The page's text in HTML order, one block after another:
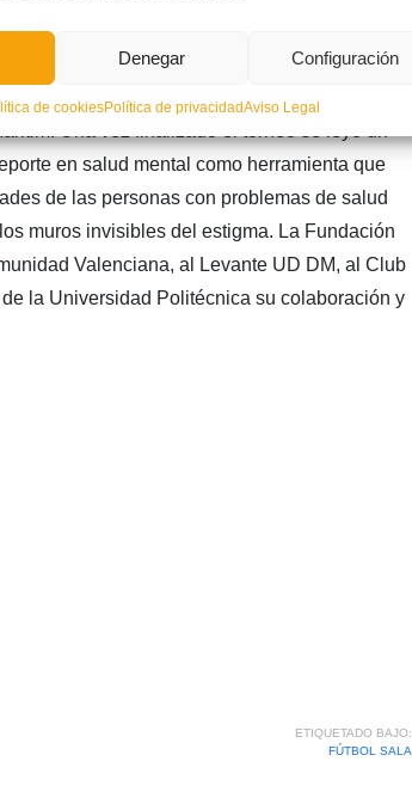
Denegar Configuración
de cookiesPolítica de privacidadAviso Legal
enfermos, pacientes ni discapacitados”.
Levante UD DM. El equipo anfitrión de la
segundo puesto tras imponerse por
Una vez finalizado el torneo se leyó un
en salud mental como herramienta que
de las personas con problemas de salud
muros invisibles del estigma. La Fundación
Valenciana, al Levante UD DM, al Club
la Universidad Politécnica su colaboración y
ETIQUETADO BAJO:
FÚTBOL SALA